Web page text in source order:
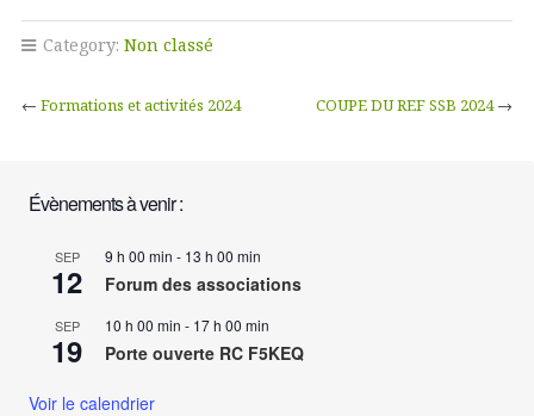
Category: Non classé
← Formations et activités 2024 COUPE DU REF SSB 2024→
Évènements à venir :
SEP
12
9 h 00 min - 13 h 00 min
Forum des associations
SEP
19
10 h 00 min - 17 h 00 min
Porte ouverte RC F5KEQ
Voir le calendrier